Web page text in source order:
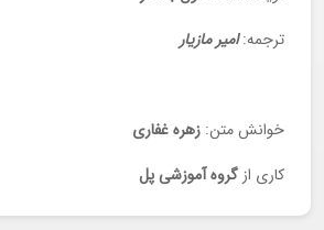
ترجمه: امیر مازیار
خوانش متن: زهره غفاری
کاری از گروه آموزشی پل